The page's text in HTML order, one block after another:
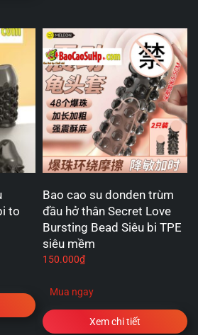
to
Bao cao su donden trùm
đầu hở thân Secret Love
Bursting Bead Siêu bi TPE
siêu mềm
150.000₫
Mua ngay
Xem chi tiết